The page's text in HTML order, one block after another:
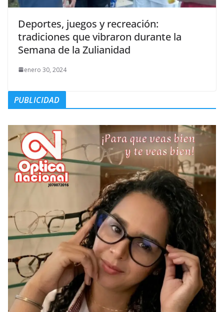
Deportes, juegos y recreación:
tradiciones que vibraron durante la
Semana de la Zulianidad
enero 30, 2024
PUBLICIDAD